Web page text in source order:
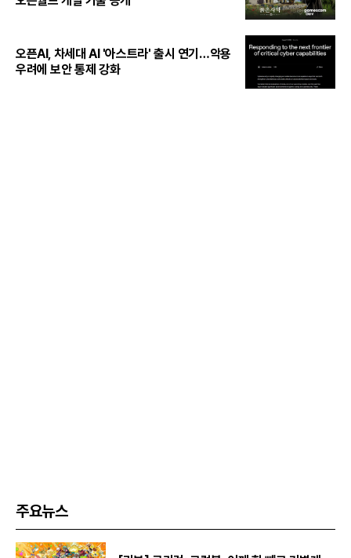
오픈AI, 차세대 AI '아스트라' 출시 연기…악용
우려에 보안 통제 강화
주요뉴스